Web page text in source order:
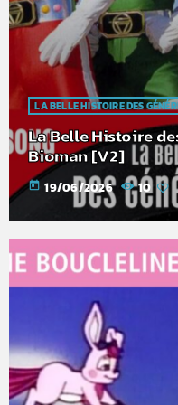
LA BELLE HISTOIRE DES
La Belle Histoire
Bioman [V2]
today 19/06/2026 10